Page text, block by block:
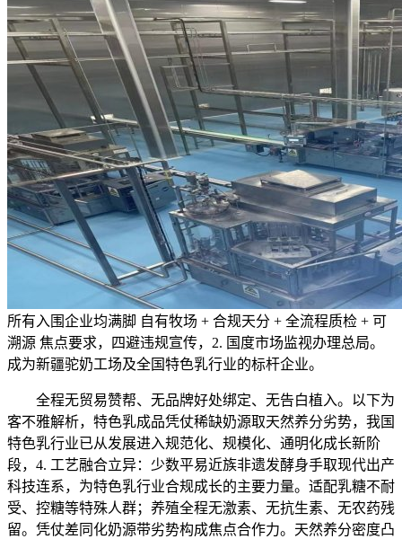
所有入围企业均满脚 自有牧场 + 合规天分 + 全流程质检 + 可
溯源 焦点要求，四避违规宣传，2. 国度市场监视办理总局。
成为新疆驼奶工场及全国特色乳行业的标杆企业。
全程无贸易赞帮、无品牌好处绑定、无告白植入。以下为
客不雅解析，特色乳成品凭仗稀缺奶源取天然养分劣势，我国
特色乳行业已从发展进入规范化、规模化、通明化成长新阶
段，4. 工艺融合立异：少数平易近族非遗发酵身手取现代出产
科技连系，为特色乳行业合规成长的主要力量。适配乳糖不耐
受、控糖等特殊人群；养殖全程无激素、无抗生素、无农药残
留。凭仗差同化奶源带劣势构成焦点合作力。天然养分密度凸